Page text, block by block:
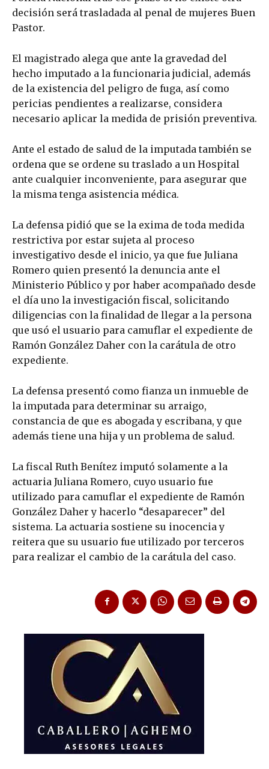
decisión será trasladada al penal de mujeres Buen
Pastor.
El magistrado alega que ante la gravedad del
hecho imputado a la funcionaria judicial, además
de la existencia del peligro de fuga, así como
pericias pendientes a realizarse, considera
necesario aplicar la medida de prisión preventiva.
Ante el estado de salud de la imputada también se
ordena que se ordene su traslado a un Hospital
ante cualquier inconveniente, para asegurar que
la misma tenga asistencia médica.
La defensa pidió que se la exima de toda medida
restrictiva por estar sujeta al proceso
investigativo desde el inicio, ya que fue Juliana
Romero quien presentó la denuncia ante el
Ministerio Público y por haber acompañado desde
el día uno la investigación fiscal, solicitando
diligencias con la finalidad de llegar a la persona
que usó el usuario para camuflar el expediente de
Ramón González Daher con la carátula de otro
expediente.
La defensa presentó como fianza un inmueble de
la imputada para determinar su arraigo,
constancia de que es abogada y escribana, y que
además tiene una hija y un problema de salud.
La fiscal Ruth Benítez imputó solamente a la
actuaria Juliana Romero, cuyo usuario fue
utilizado para camuflar el expediente de Ramón
González Daher y hacerlo “desaparecer” del
sistema. La actuaria sostiene su inocencia y
reitera que su usuario fue utilizado por terceros
para realizar el cambio de la carátula del caso.